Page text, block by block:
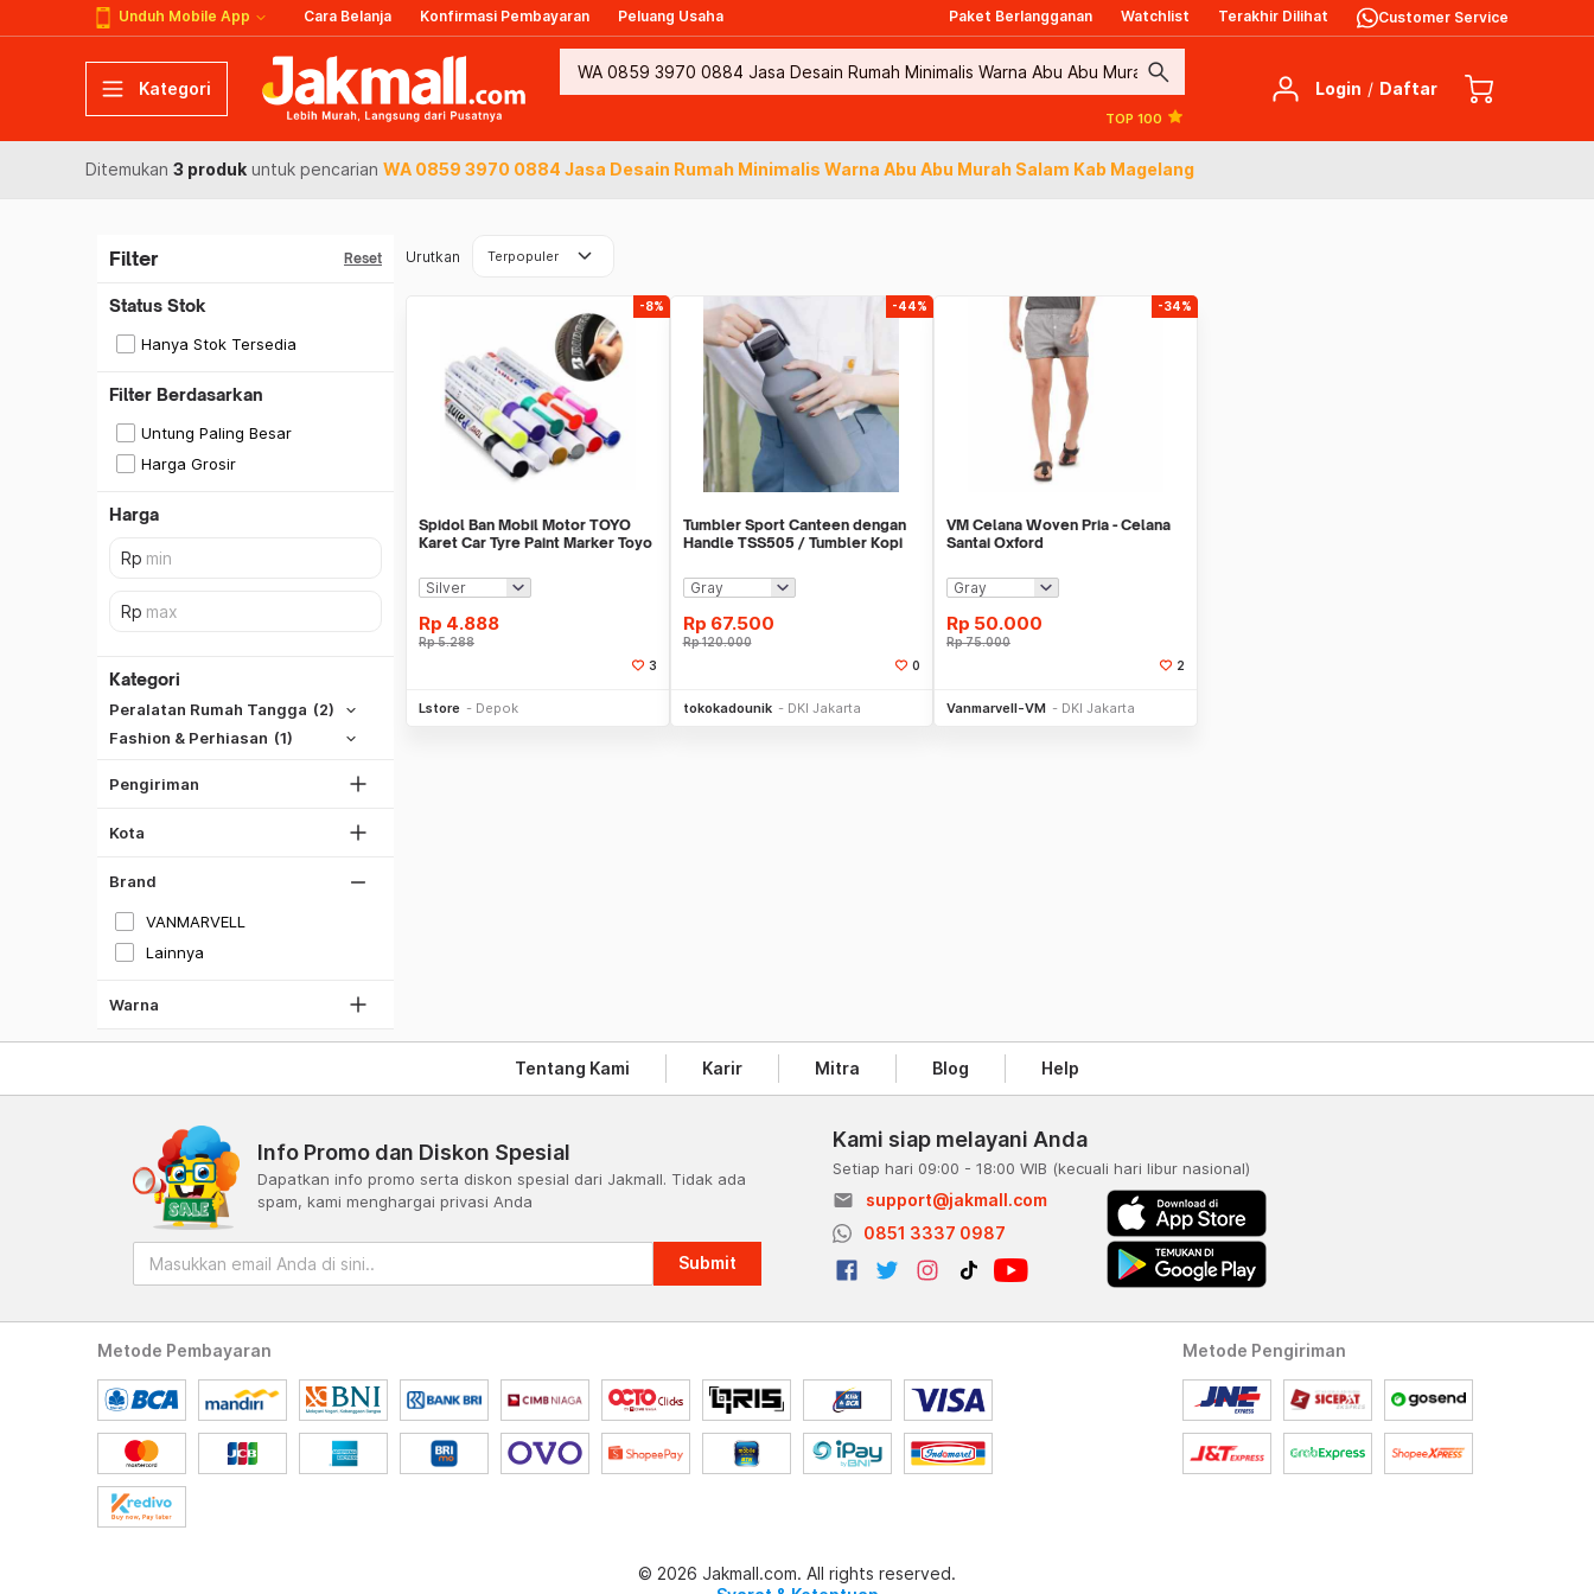
Unduh Mobile App Cara Belanja Konfirmasi Pembayaran Peluang Usaha Paket Berlangganan Watchlist Terakhir Dilihat Customer Service
Kategori search
TOP 100
Login / Daftar
Ditemukan 3 produk untuk pencarian WA 0859 3970 0884 Jasa Desain Rumah Minimalis Warna Abu Abu Murah Salam Kab Magelang
Filter Reset
Status Stok
Hanya Stok Tersedia
Filter Berdasarkan
Untung Paling Besar
Harga Grosir
Harga
Kategori
Peralatan Rumah Tangga (2)
Fashion & Perhiasan (1)
Pengiriman
Lihat Semua
Kota
DKI Jakarta
Tangerang
Bekasi
Bogor
Lihat Semua
Brand
VANMARVELL
Lainnya
Warna
Putih
Gray
Silver
Biru
Kuning
Urutkan Terpopuler keyboard_arrow_down
-8%
Spidol Ban Mobil Motor TOYO
Karet Car Tyre Paint Marker Toyo
Rp 4.888
Rp5.288
3
Lstore Depok
-44%
Tumbler Sport Canteen dengan
Handle TSS505 / Tumbler Kopi
Rp 67.500
Rp120.000
0
tokokadounik DKI Jakarta
-34%
VM Celana Woven Pria - Celana
Santai Oxford
Rp 50.000
Rp75.000
2
Vanmarvell-VM DKI Jakarta
Tentang Kami Karir Mitra Blog Help
Info Promo dan Diskon Spesial
Dapatkan info promo serta diskon spesial dari Jakmall. Tidak ada
spam, kami menghargai privasi Anda
Submit
Kami siap melayani Anda
Setiap hari 09:00 - 18:00 WIB (kecuali hari libur nasional)
email
support@jakmall.com
0851 3337 0987
Metode Pembayaran Metode Pengiriman
© 2026 Jakmall.com. All rights reserved.